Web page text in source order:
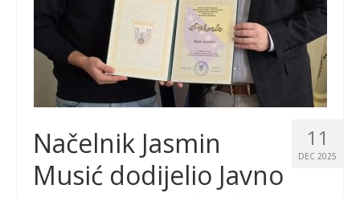
11
DEC 2025
Načelnik Jasmin
Musić dodijelio Javno